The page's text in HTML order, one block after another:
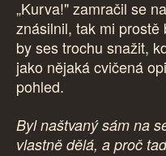
„Kurva!" zamračil se
znásilnil, tak mi
by ses trochu snažit,
jako nějaká cvičená
pohled.
Byl naštvaný sám na
vlastně dělá, a proč